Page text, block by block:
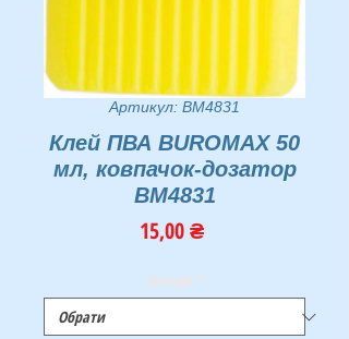
Артикул: BM4831
Клей ПВА BUROMAX 50
мл, ковпачок-дозатор
BM4831
15,00 ₴Ціна
Бренди *